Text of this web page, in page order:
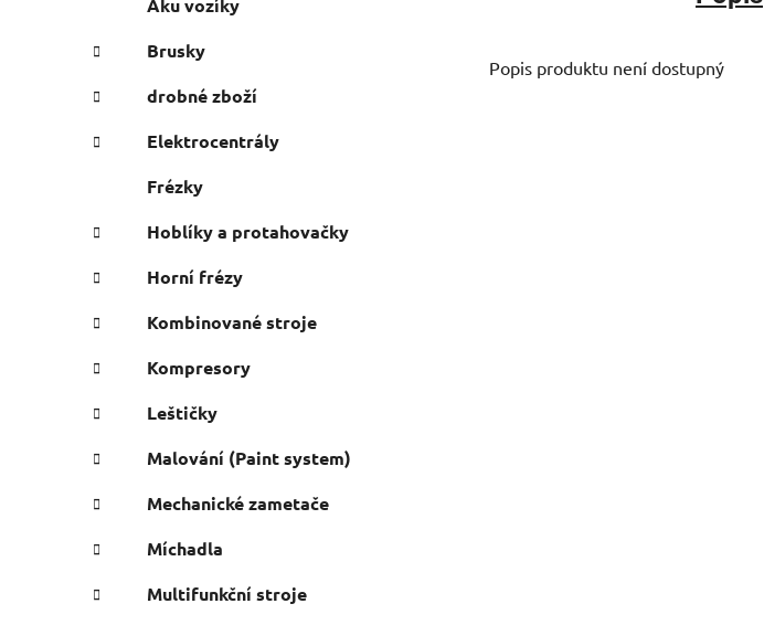
Aku vozíky
Brusky
drobné zboží
Elektrocentrály
Frézky
Hoblíky a protahovačky
Horní frézy
Kombinované stroje
Kompresory
Leštičky
Malování (Paint system)
Mechanické zametače
Míchadla
Multifunkční stroje
Popis produktu není dostupný